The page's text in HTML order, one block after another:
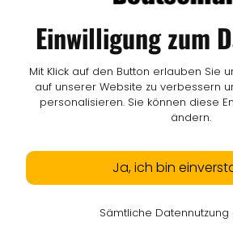
Einwilligung zum
Mit Klick auf den Button erlauben Sie
auf unserer Website zu verbessern
personalisieren. Sie können diese
ändern.
Ja, ich bin
Sämtliche